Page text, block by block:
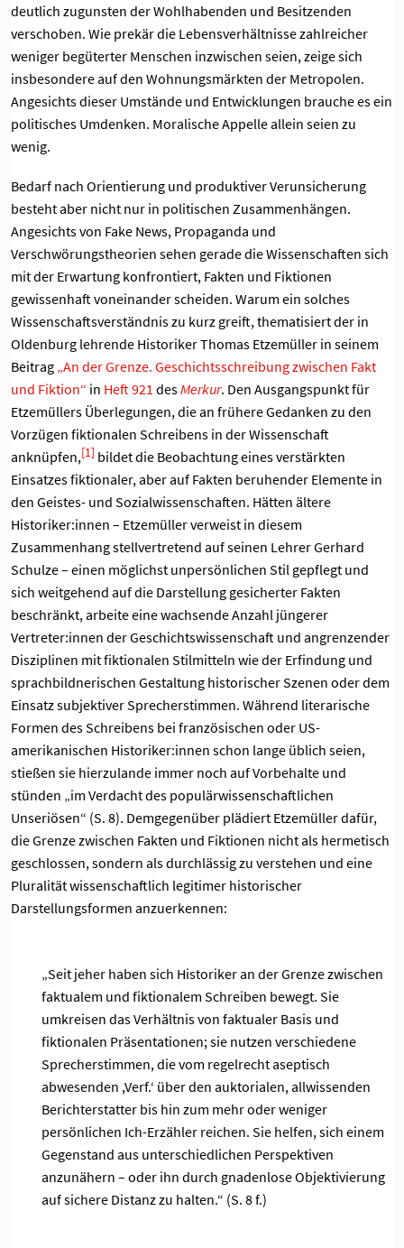
deutlich zugunsten der Wohlhabenden und Besitzenden
verschoben. Wie prekär die Lebensverhältnisse zahlreicher
weniger begüterter Menschen inzwischen seien, zeige sich
insbesondere auf den Wohnungsmärkten der Metropolen.
Angesichts dieser Umstände und Entwicklungen brauche es ein
politisches Umdenken. Moralische Appelle allein seien zu
wenig.
Bedarf nach Orientierung und produktiver Verunsicherung
besteht aber nicht nur in politischen Zusammenhängen.
Angesichts von Fake News, Propaganda und
Verschwörungstheorien sehen gerade die Wissenschaften sich
mit der Erwartung konfrontiert, Fakten und Fiktionen
gewissenhaft voneinander scheiden. Warum ein solches
Wissenschaftsverständnis zu kurz greift, thematisiert der in
Oldenburg lehrende Historiker Thomas Etzemüller in seinem
Beitrag „An der Grenze. Geschichtsschreibung zwischen Fakt
und Fiktion“ in Heft 921 desMerkur. Den Ausgangspunkt für
Etzemüllers Überlegungen, die an frühere Gedanken zu den
Vorzügen fiktionalen Schreibens in der Wissenschaft
anknüpfen,[1] bildet die Beobachtung eines verstärkten
Einsatzes fiktionaler, aber auf Fakten beruhender Elemente in
den Geistes- und Sozialwissenschaften. Hätten ältere
Historiker:innen – Etzemüller verweist in diesem
Zusammenhang stellvertretend auf seinen Lehrer Gerhard
Schulze – einen möglichst unpersönlichen Stil gepflegt und
sich weitgehend auf die Darstellung gesicherter Fakten
beschränkt, arbeite eine wachsende Anzahl jüngerer
Vertreter:innen der Geschichtswissenschaft und angrenzender
Disziplinen mit fiktionalen Stilmitteln wie der Erfindung und
sprachbildnerischen Gestaltung historischer Szenen oder dem
Einsatz subjektiver Sprecherstimmen. Während literarische
Formen des Schreibens bei französischen oder US-
amerikanischen Historiker:innen schon lange üblich seien,
stießen sie hierzulande immer noch auf Vorbehalte und
stünden „im Verdacht des populärwissenschaftlichen
Unseriösen“ (S. 8). Demgegenüber plädiert Etzemüller dafür,
die Grenze zwischen Fakten und Fiktionen nicht als hermetisch
geschlossen, sondern als durchlässig zu verstehen und eine
Pluralität wissenschaftlich legitimer historischer
Darstellungsformen anzuerkennen:
„Seit jeher haben sich Historiker an der Grenze zwischen
faktualem und fiktionalem Schreiben bewegt. Sie
umkreisen das Verhältnis von faktualer Basis und
fiktionalen Präsentationen; sie nutzen verschiedene
Sprecherstimmen, die vom regelrecht aseptisch
abwesenden ,Verf.‘ über den auktorialen, allwissenden
Berichterstatter bis hin zum mehr oder weniger
persönlichen Ich-Erzähler reichen. Sie helfen, sich einem
Gegenstand aus unterschiedlichen Perspektiven
anzunähern – oder ihn durch gnadenlose Objektivierung
auf sichere Distanz zu halten.“ (S. 8 f.)